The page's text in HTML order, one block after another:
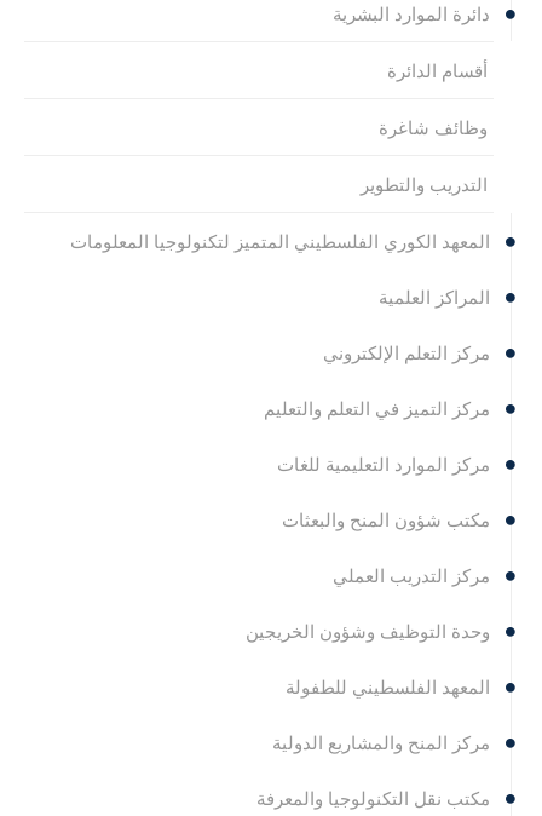
دائرة الموارد البشرية
أقسام الدائرة
وظائف شاغرة
التدريب والتطوير
المعهد الكوري الفلسطيني المتميز لتكنولوجيا المعلومات
المراكز العلمية
مركز التعلم الإلكتروني
مركز التميز في التعلم والتعليم
مركز الموارد التعليمية للغات
مكتب شؤون المنح والبعثات
مركز التدريب العملي
وحدة التوظيف وشؤون الخريجين
المعهد الفلسطيني للطفولة
مركز المنح والمشاريع الدولية
مكتب نقل التكنولوجيا والمعرفة